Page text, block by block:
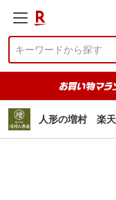
人形の増村 楽